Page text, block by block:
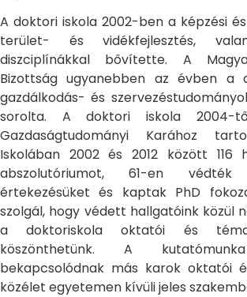
A doktori iskola 2002-ben a képzési
terület- és vidékfejlesztés,
diszciplínákkal bővítette. A
Bizottság ugyanebben az évben a
gazdálkodás- és
sorolta. A doktori iskola 2004-
Gazdaságtudományi Karához
Iskolában 2002 és 2012 között 116
abszolutóriumot, 61-en
értekezésüket és kaptak PhD
szolgál, hogy védett hallgatóink közül
a doktoriskola oktatói és
köszönthetünk. A
bekapcsolódnak más karok oktatói
közélet egyetemen kívüli jeles